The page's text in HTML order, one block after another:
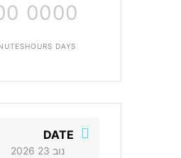
00
DAYS
00
HOURS
DATE
נוב 23 2026